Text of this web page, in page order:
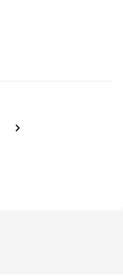
Prochaine page